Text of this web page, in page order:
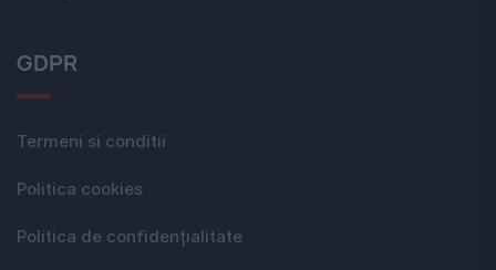
GDPR
Termeni si conditii
Politica cookies
Politica de confidențialitate